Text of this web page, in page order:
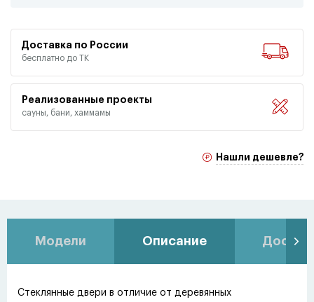
Доставка по России
бесплатно до ТК
Реализованные проекты
сауны, бани, хаммамы
Нашли дешевле?
Модели Описание
Стеклянные двери в отличие от деревянных